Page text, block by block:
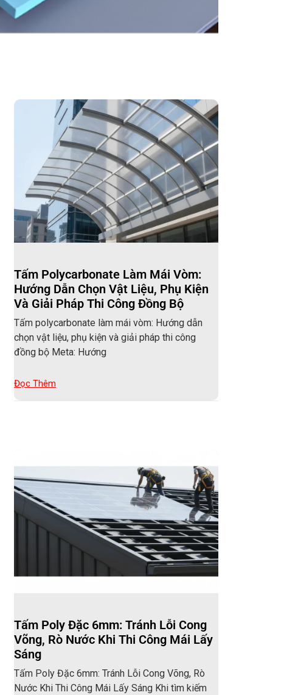
Tấm Polycarbonate Làm Mái Vòm:
Hướng Dẫn Chọn Vật Liệu, Phụ Kiện
Và Giải Pháp Thi Công Đồng Bộ
Tấm polycarbonate làm mái vòm: Hướng dẫn
chọn vật liệu, phụ kiện và giải pháp thi công
đồng bộ Meta: Hướng
Đọc Thêm
Tấm Poly Đặc 6mm: Tránh Lỗi Cong
Võng, Rò Nước Khi Thi Công Mái Lấy
Sáng
Tấm Poly Đặc 6mm: Tránh Lỗi Cong Võng, Rò
Nước Khi Thi Công Mái Lấy Sáng Khi tìm kiếm